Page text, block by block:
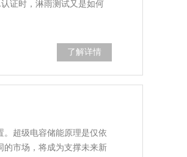
证时，淋雨测试又是如何
了解详情
。超级电容储能原理是仅依
的市场，将成为支撑未来新